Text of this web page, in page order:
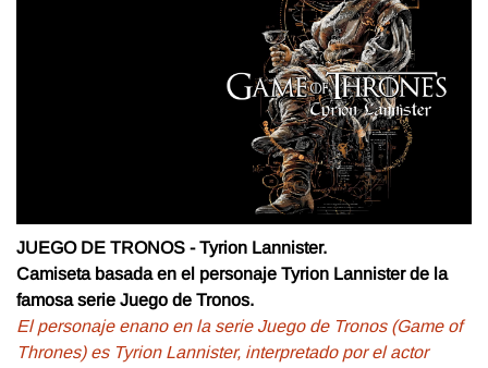
JUEGO DE TRONOS - Tyrion Lannister.
Camiseta basada en el personaje Tyrion Lannister de la
famosa serie Juego de Tronos.
El personaje enano en la serie Juego de Tronos (Game of
Thrones) es Tyrion Lannister, interpretado por el actor